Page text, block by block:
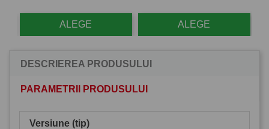
ALEGE ALEGE
DESCRIEREA PRODUSULUI
PARAMETRII PRODUSULUI
Versiune (tip)